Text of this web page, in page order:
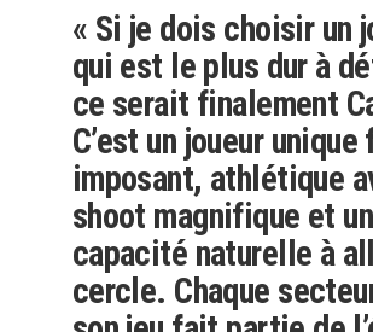
« Si je dois choisir un
qui est le plus dur à
ce serait finalement
C’est un joueur
imposant, athlétique
shoot magnifique et
capacité naturelle à
cercle. Chaque